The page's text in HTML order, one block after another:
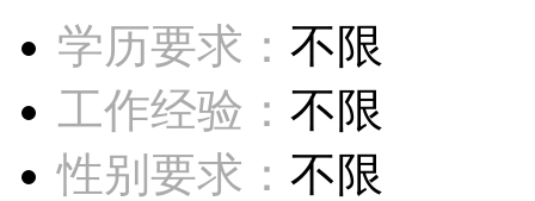
学历要求： 不限
工作经验： 不限
性别要求： 不限